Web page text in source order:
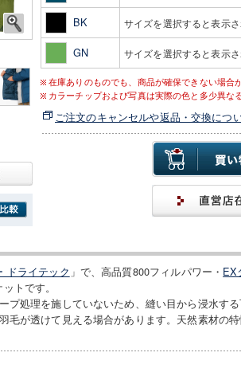
BK サイズを選択すると表示
GN サイズを選択すると表示
在庫ありのものでも、商品が確保できない場合
カラーチップおよび写真は実際の色と多少異な
ご注文のキャンセルや返品・交換につ
ドライテック 」で、高品質800フィルパワー・ EX
トです。
処理を施していないため、縫い目から浸水する
毛が透けて見える場合があります。天然素材の